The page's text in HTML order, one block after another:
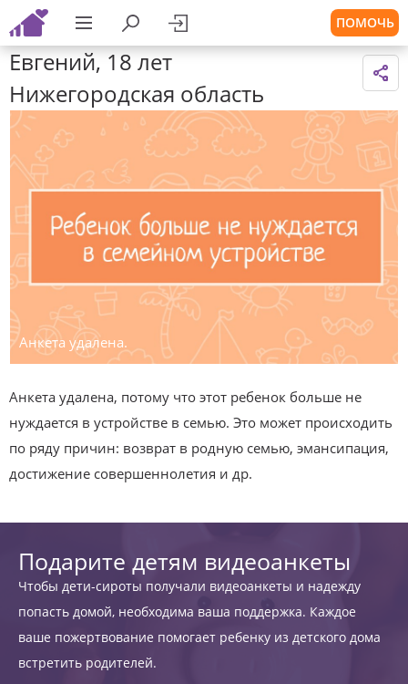
ПОМОЧЬ
Евгений, 18 лет
Нижегородская область
Анкета удалена.
Анкета удалена, потому что этот ребенок больше не
нуждается в устройстве в семью. Это может происходить
по ряду причин: возврат в родную семью, эмансипация,
достижение совершеннолетия и др.
Подарите детям видеоанкеты
Чтобы дети-сироты получали видеоанкеты и надежду
попасть домой, необходима ваша поддержка. Каждое
ваше пожертвование помогает ребенку из детского дома
встретить родителей.